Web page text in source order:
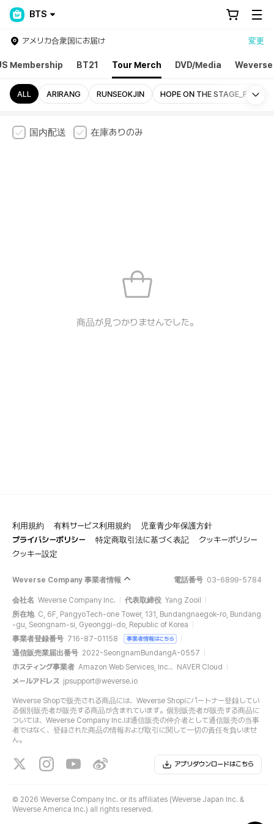
BTS
アメリカ合衆国にお届け 変更
Membership BT21 Tour Merch DVD/Media
ALL ARIRANG RUNSEOKJIN HOPE ON THE STAGE_FINAL
国内配送 在庫ありのみ
商品が見つかりませんでした。
利用規約 有料サービス利用規約
児童青少年保護方針
プライバシーポリシー
特定商取引法に基づく表記
クッキーポリシー
クッキー設定
Weverse Company 事業者情報 電話番号 03-6899-5784
会社名 Weverse Company Inc. 代表取締役 Yang Zooil
所在地 C, 6F, PangyoTech-one Tower, 131, Bundangnaegok-ro, Bundang
-gu, Seongnam-si, Gyeonggi-do, Republic of Korea
事業者登録番号 716-87-01158 事業者情報はこちら
通信販売業届出番号 2022-SeongnamBundangA-0557
ホスティング事業者 Amazon Web Services, Inc.、NAVER Cloud
メールアドレス jpsupport@weverse.io
Weverse Shopで販売される商品には、Weverse Shopにパートナー登録してい
る個別販売者が販売する商品が含まれています。個別販売者が販売する商品に
ついては、Weverse Company Inc.は通信販売の仲介者として通信販売の当事
者ではなく、登録された商品の情報および取引に関して一切の責任を負いませ
ん。
アプリダウンロードはこちら
© 2026 Weverse Company Inc. or its affiliates (Weverse Japan Inc. &
Weverse America Inc.) all rights reserved.